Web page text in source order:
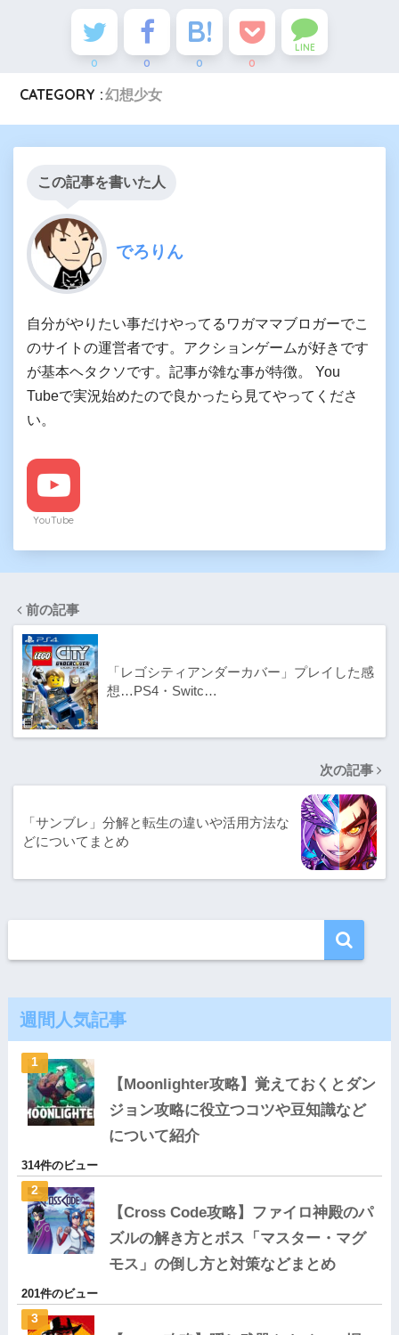
0 0 0 0
LINE
CATEGORY :幻想少女
この記事を書いた人
でろりん
自分がやりたい事だけやってるワガママブロガーでこ
のサイトの運営者です。アクションゲームが好きです
が基本ヘタクソです。記事が雑な事が特徴。 You
Tubeで実況始めたので良かったら見てやってくださ
い。
YouTube
前の記事
「レゴシティアンダーカバー」プレイした感
想…PS4・Switc…
次の記事
「サンブレ」分解と転生の違いや活用方法な
どについてまとめ
週間人気記事
【Moonlighter攻略】覚えておくとダン
ジョン攻略に役立つコツや豆知識など
について紹介
314件のビュー
【Cross Code攻略】ファイロ神殿のパ
ズルの解き方とボス「マスター・マグ
モス」の倒し方と対策などまとめ
201件のビュー